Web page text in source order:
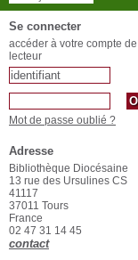
Se connecter
accéder à votre compte de
lecteur
Mot de passe oublié ?
Adresse
Bibliothèque Diocésaine
13 rue des Ursulines CS
41117
37011 Tours
France
02 47 31 14 45
contact